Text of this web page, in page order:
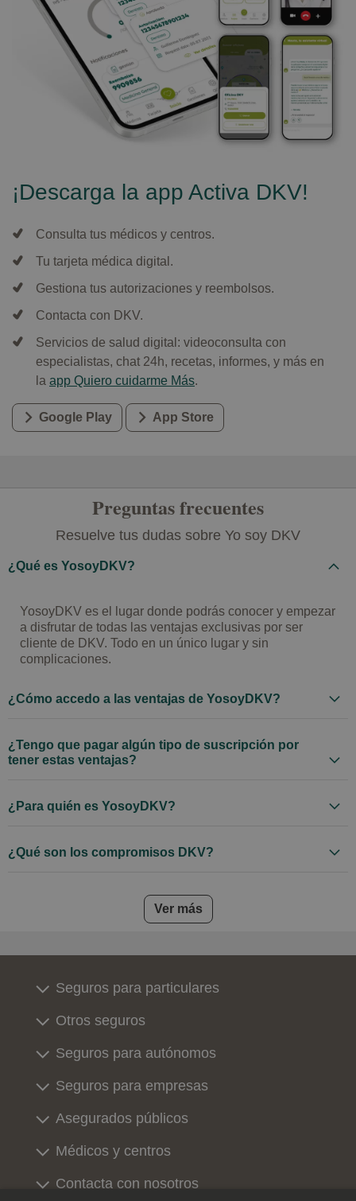
¡Descarga la app Activa DKV!
Consulta tus médicos y centros.
Tu tarjeta médica digital.
Gestiona tus autorizaciones y reembolsos.
Contacta con DKV.
Servicios de salud digital: videoconsulta con
especialistas, chat 24h, recetas, informes, y más en
la app Quiero cuidarme Más.
Google Play App Store
Preguntas frecuentes
Resuelve tus dudas sobre Yo soy DKV
¿Qué es YosoyDKV?
YosoyDKV es el lugar donde podrás conocer y empezar
a disfrutar de todas las ventajas exclusivas por ser
cliente de DKV. Todo en un único lugar y sin
complicaciones.
¿Cómo accedo a las ventajas de YosoyDKV?
¿Tengo que pagar algún tipo de suscripción por
tener estas ventajas?
¿Para quién es YosoyDKV?
¿Qué son los compromisos DKV?
Ver más
frequently asked questions
Seguros para particulares
Otros seguros
Seguros para autónomos
Seguros para empresas
Asegurados públicos
Médicos y centros
Contacta con nosotros